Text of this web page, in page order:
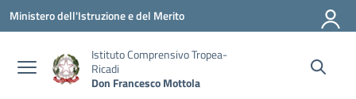
Vai ai contenuti
Vai al menu di navigazione
Vai al footer
Ministero dell'Istruzione e del Merito
Istituto Comprensivo Tropea-
Ricadi
Don Francesco Mottola